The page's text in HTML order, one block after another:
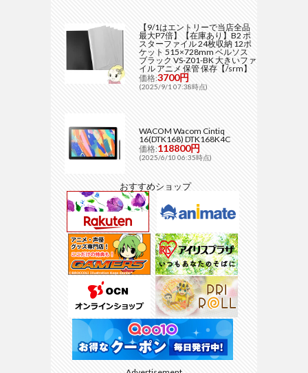
【9/1はエントリーで当店全品
最大P7倍】【在庫あり】B2 ポ
スターファイル 24枚収納 12ポ
ケット 515×728mm ベルソス
ブラック VS-Z01-BK 大きいファ
イル アニメ 保管 保存【/srm】
価格:3700円
(2025/9/1 07:38時点)
WACOM Wacom Cintiq
16(DTK168) DTK168K4C
価格:118800円
(2025/6/10 06:35時点)
おすすめショップ